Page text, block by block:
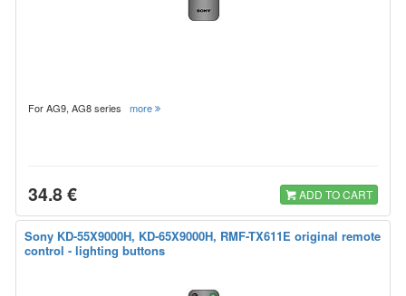
For AG9, AG8 series more
34.8 € ADD TO CART
Sony KD-55X9000H, KD-65X9000H, RMF-TX611E original remote
control - lighting buttons